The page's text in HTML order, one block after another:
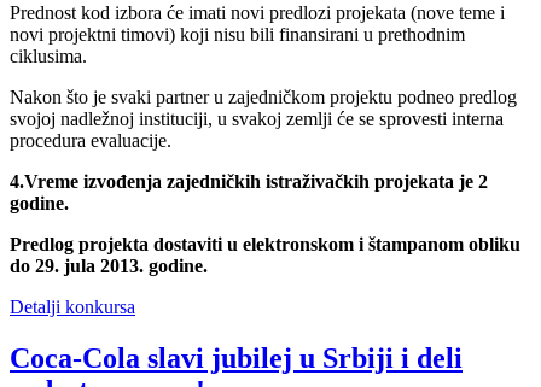
Prednost kod izbora će imati novi predlozi projekata (nove teme i
novi projektni timovi) koji nisu bili finansirani u prethodnim
ciklusima.
Nakon što je svaki partner u zajedničkom projektu podneo predlog
svojoj nadležnoj instituciji, u svakoj zemlji će se sprovesti interna
procedura evaluacije.
4.Vreme izvođenja zajedničkih istraživačkih projekata je 2
godine.
Predlog projekta dostaviti u elektronskom i štampanom obliku
do 29. jula 2013. godine.
Detalji konkursa
Coca-Cola slavi jubilej u Srbiji i deli